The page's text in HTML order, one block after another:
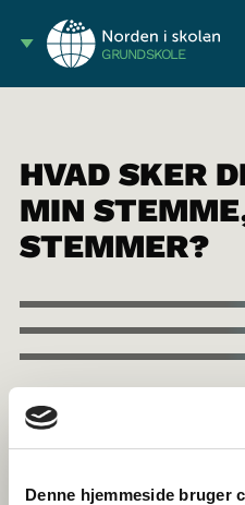
Denne hjemmeside bruger
GRUNDSKOLE
HVAD SKER
MIN
STEMMER?